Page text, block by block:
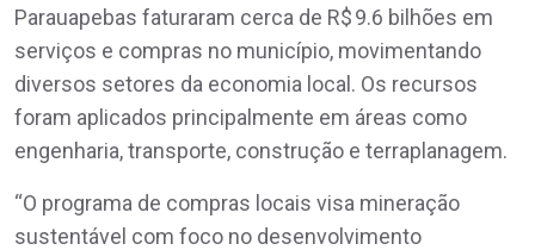
Parauapebas faturaram cerca de R$ 9.6 bilhões em
serviços e compras no município, movimentando
diversos setores da economia local. Os recursos
foram aplicados principalmente em áreas como
engenharia, transporte, construção e terraplanagem.
“O programa de compras locais visa mineração
sustentável com foco no desenvolvimento